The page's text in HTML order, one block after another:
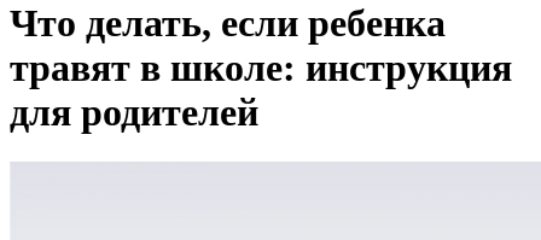
Что делать, если ребенка
травят в школе: инструкция
для родителей